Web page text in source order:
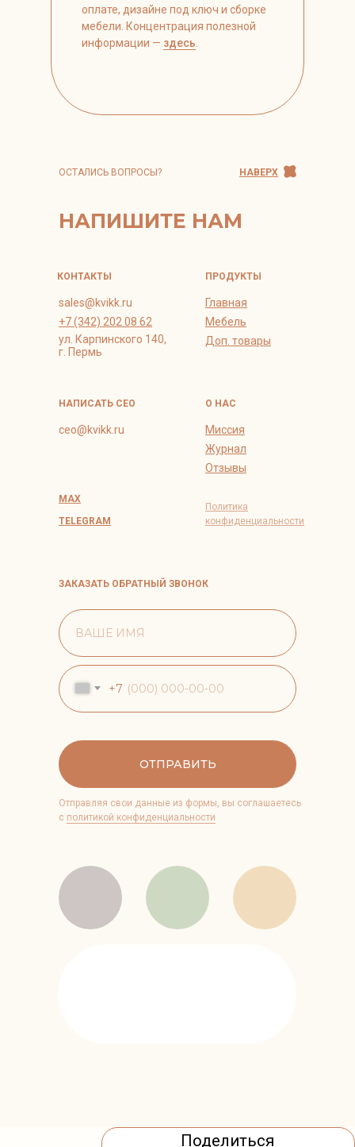
НАПИШИТЕ НАМ
ОСТАЛИСЬ ВОПРОСЫ?
Политика
конфиденциальности
+7 (342) 202 08 62
ул. Карпинского 140,
г. Пермь
ЗАКАЗАТЬ ОБРАТНЫЙ ЗВОНОК
Главная
Мебель
Доп. товары
Миссия
Журнал
Отзывы
НАВЕРХ
sales@kvikk.ru
ПРОДУКТЫ
О НАС
КОНТАКТЫ
ceo@kvikk.ru
НАПИСАТЬ СЕО
оплате, дизайне под ключ и сборке
мебели. Концентрация полезной
информации — здесь
MAX
TELEGRAM
+7
ОТПРАВИТЬ
Отправляя свои данные из формы, вы соглашаетесь
с политикой конфиденциальности
Поделиться